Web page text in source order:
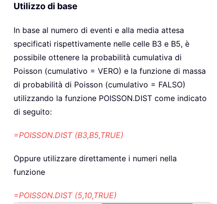
Utilizzo di base
In base al numero di eventi e alla media attesa
specificati rispettivamente nelle celle B3 e B5, è
possibile ottenere la probabilità cumulativa di
Poisson (cumulativo = VERO) e la funzione di massa
di probabilità di Poisson (cumulativo = FALSO)
utilizzando la funzione POISSON.DIST come indicato
di seguito:
=POISSON.DIST (B3,B5,TRUE)
Oppure utilizzare direttamente i numeri nella
funzione
=POISSON.DIST (5,10,TRUE)